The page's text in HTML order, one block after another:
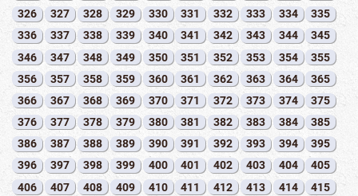
326
327 328 329 330 331 332 333 334
335
336
337 338 339 340 341 342 343 344
345
346
347 348 349 350 351 352 353 354
355
356
357 358 359 360 361 362 363 364
365
366
367 368 369 370 371 372 373 374
375
376
377 378 379 380 381 382 383 384
385
386
387 388 389 390 391 392 393 394
395
396
397 398 399 400 401 402 403 404
405
406
407 408 409 410 411 412 413 414
415